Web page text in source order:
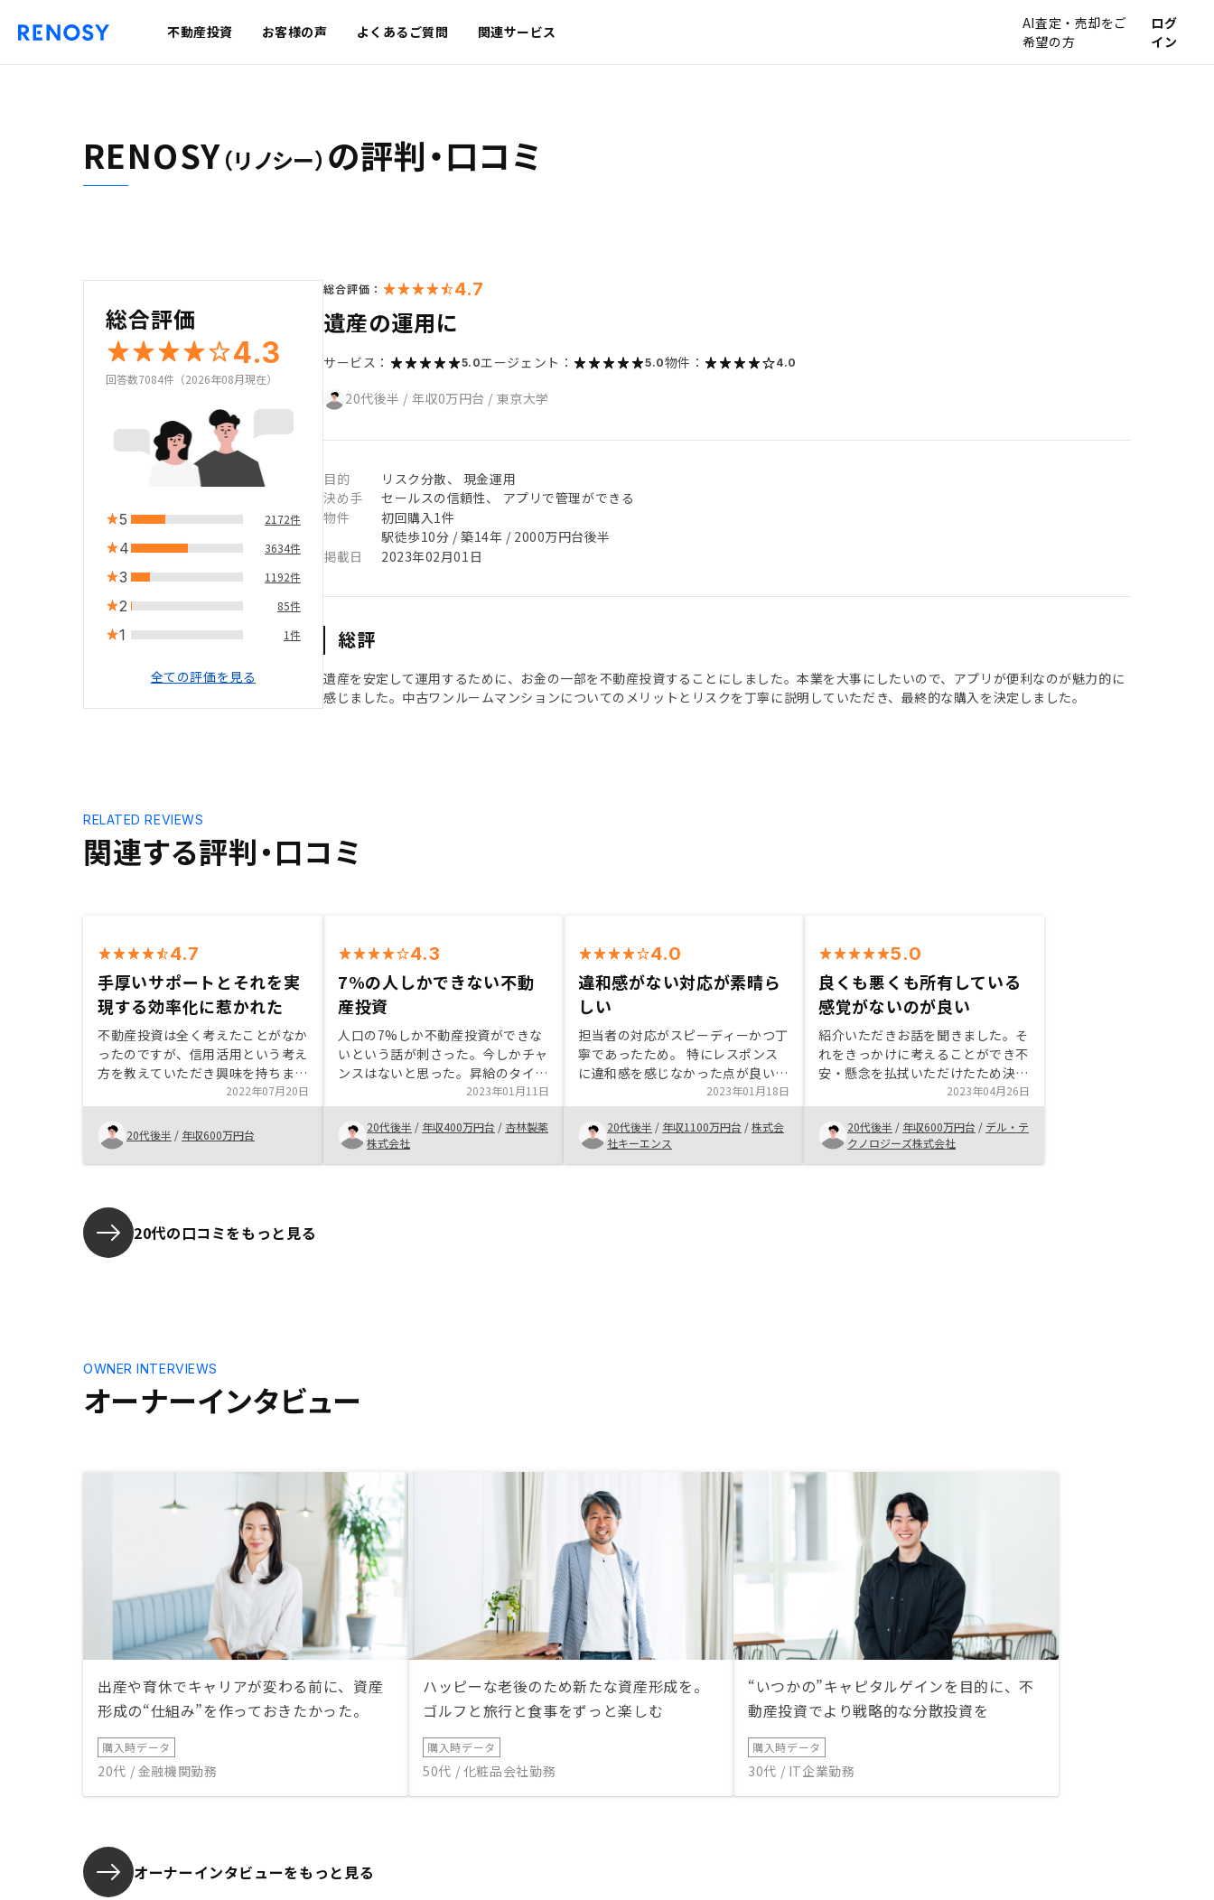
不動産投資 お客様の声 よくあるご質問 関連サービス
AI査定・売却をご
希望の方
ログ
イン
RENOSY（リノシー） の評判・口コミ
総合評価
4.3
回答数7084件（2026年08月現在）
5 2172件
4 3634件
3 1192件
2 85件
1 1件
全ての評価を見る
総合評価： 4.7
遺産の運用に
サービス： 5.0エージェント： 5.0物件： 4.0
20代後半 / 年収0万円台 / 東京大学
目的
リスク分散、 現金運用
決め手
セールスの信頼性、 アプリで管理ができる
物件
初回購入1件
駅徒歩10分 / 築14年 / 2000万円台後半
掲載日
2023年02月01日
総評
遺産を安定して運用するために、お金の一部を不動産投資することにしました。本業を大事にしたいので、アプリが便利なのが魅力的に
感じました。中古ワンルームマンションについてのメリットとリスクを丁寧に説明していただき、最終的な購入を決定しました。
関連する評判・口コミ
RELATED REVIEWS
4.7
手厚いサポートとそれを実
現する効率化に惹かれた
不動産投資は全く考えたことがなか
ったのですが、信用活用という考え
方を教えていただき興味を持ちまし
た。 直前に引っ越しを経験してい
たこともあり、不動産業界のIT化が
イマイチ進行していないと感じてい
ました。RENOSYはただの不動産投
資斡旋業者ではなく、自分たちでよ
を作るなど一気通貫でIT化を進める
心意気を感じました。 営業担当の
方もそれらの強みをシンプルに説明
してくださり、一方で私の疑問には
2022年07月20日
20代後半 / 年収600万円台
4.3
7%の人しかできない不動
産投資
人口の7%しか不動産投資ができな
いという話が刺さった。今しかチャ
ンスはないと思った。昇給のタイミ
ングや思ったより普段の給料を使っ
てしまう方に関してはかなりおすす
めしたい。年金対策や金利対策、そ
してマネーリテラシーを高めるため
にも良いスタートダッシュが切れた
2023年01月11日
20代後半 / 年収400万円台 / 杏林製薬
株式会社
4.0
違和感がない対応が素晴ら
しい
担当者の対応がスピーディーかつ丁
寧であったため。 特にレスポンス
に違和感を感じなかった点が良いと
感じた。 また、リスクに対するサ
ポート体制が整っている点も決めた
理由の一つ。 しいて言うなら過去
の周辺地価変動推移やその物件の過
去情報と未来予測分析資料などがあ
2023年01月18日
20代後半 / 年収1100万円台 /株式会
社キーエンス
5.0
良くも悪くも所有している
感覚がないのが良い
紹介いただきお話を聞きました。そ
れをきっかけに考えることができ不
安・懸念を払拭いただけたため決断
しました。特にNEOプランが良く
も悪くも不動産を所有している感覚
がないのが私にあっておりました。
専業ではなく会社員が本業のためそ
ちらに時間をさくことができない点
2023年04月26日
20代後半 / 年収600万円台 / デル・テ
クノロジーズ株式会社
20代の口コミをもっと見る
オーナーインタビュー
OWNER INTERVIEWS
出産や育休でキャリアが変わる前に、資産
形成の“仕組み”を作っておきたかった。
購入時データ
20代 / 金融機関勤務
ハッピーな老後のため新たな資産形成を。
ゴルフと旅行と食事をずっと楽しむ
購入時データ
50代 / 化粧品会社勤務
“いつかの”キャピタルゲインを目的に、不
動産投資でより戦略的な分散投資を
購入時データ
30代 / IT企業勤務
オーナーインタビューをもっと見る